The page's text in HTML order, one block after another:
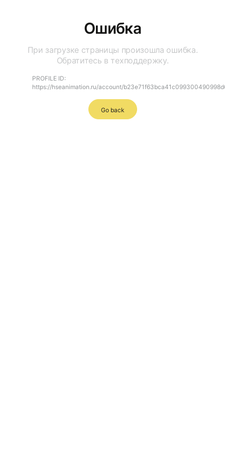
Ошибка
При загрузке страницы произошла ошибка.
Обратитесь в техподдержку.
PROFILE ID:
https://hseanimation.ru/account/
Go back